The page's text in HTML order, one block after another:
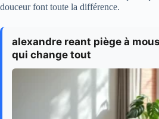
douceur font toute la différence.
alexandre reant piège à
qui change tout